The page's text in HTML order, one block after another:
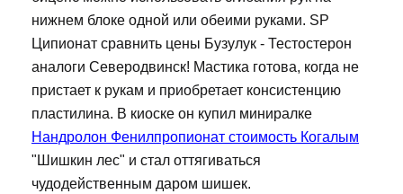
нижнем блоке одной или обеими руками. SP
Ципионат сравнить цены Бузулук - Тестостерон
аналоги Северодвинск! Мастика готова, когда не
пристает к рукам и приобретает консистенцию
пластилина. В киоске он купил миниралке
Нандролон Фенилпропионат стоимость Когалым
"Шишкин лес" и стал оттягиваться
чудодейственным даром шишек.